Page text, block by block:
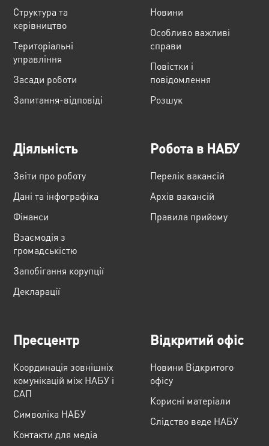
Структура та
керівництво
Територіальні
управління
Засади роботи
Запитання-відповіді
Новини
Особливо важливі
справи
Повістки і
повідомлення
Розшук
Діяльність
Звіти про роботу
Дані та інфографіка
Фінанси
Взаємодія з
громадськістю
Запобігання корупції
Декларації
Робота в НАБУ
Перелік вакансій
Архів вакансій
Правила прийому
Пресцентр
Координація зовнішніх
комунікацій між НАБУ і
САП
Cимволіка НАБУ
Контакти для медіа
Відкритий офіс
Новини Відкритого
офісу
Корисні матеріали
Слідство веде НАБУ